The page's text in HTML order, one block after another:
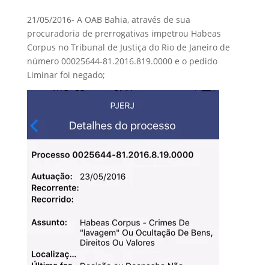
21/05/2016- A OAB Bahia, através de sua
procuradoria de prerrogativas impetrou Habeas
Corpus no Tribunal de Justiça do Rio de Janeiro de
número 00025644-81.2016.819.0000 e o pedido
Liminar foi negado;